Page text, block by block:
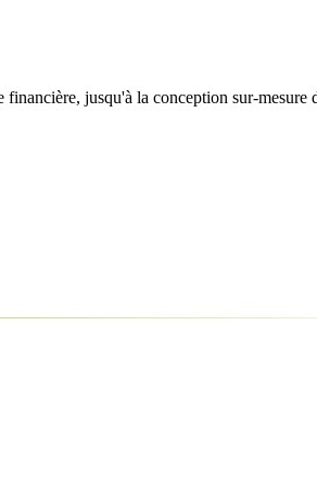
jusqu'à la conception sur-mesure